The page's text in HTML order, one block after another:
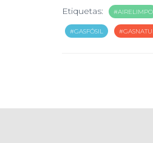
Etiquetas: #AIRELIMPO
#GASFÓSIL